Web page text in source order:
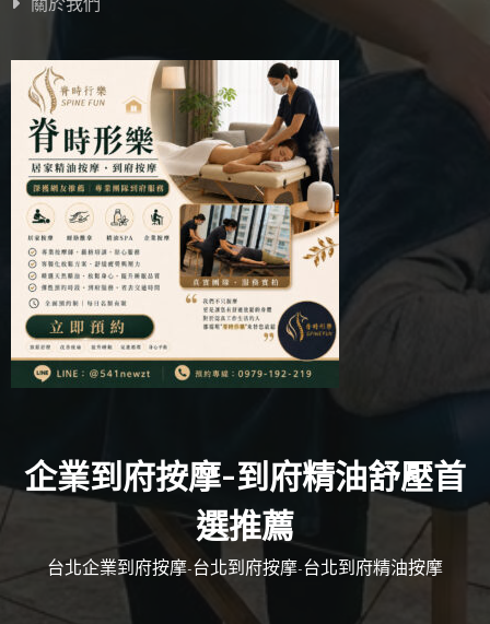
企業到府按摩-到府精油舒壓首
選推薦
台北企業到府按摩-台北到府按摩-台北到府精油按摩